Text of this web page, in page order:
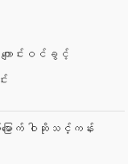
ောင်းဝင်ခွင့်
ာက် ဝါဆိုသင်္ကန်း